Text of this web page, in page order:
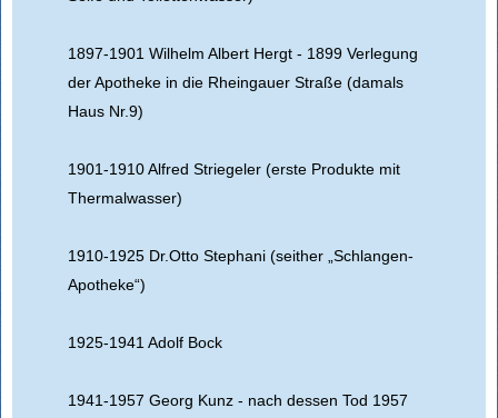
1897-1901 Wilhelm Albert Hergt - 1899 Verlegung
der Apotheke in die Rheingauer Straße (damals
Haus Nr.9)
1901-1910 Alfred Striegeler (erste Produkte mit
Thermalwasser)
1910-1925 Dr.Otto Stephani (seither „Schlangen-
Apotheke“)
1925-1941 Adolf Bock
1941-1957 Georg Kunz - nach dessen Tod 1957